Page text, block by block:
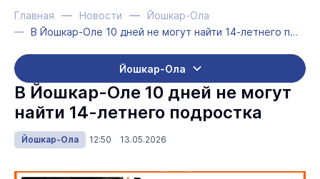
Главная Новости
Йошкар-Ола
В Йошкар-Оле 10 дней не могут найти 14-летнего подростка
Йошкар-Ола
В Йошкар-Оле 10 дней не могут
найти 14-летнего подростка
Йошкар-Ола 12:50 13.05.2026